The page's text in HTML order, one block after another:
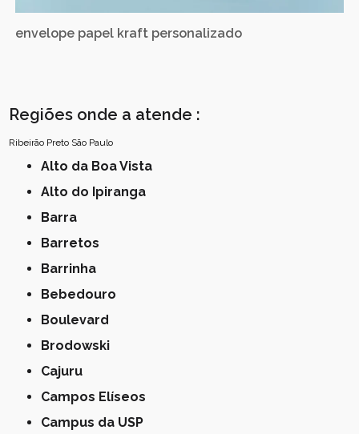
envelope papel kraft personalizado
Regiões onde a atende :
Ribeirão Preto São Paulo
Alto da Boa Vista
Alto do Ipiranga
Barra
Barretos
Barrinha
Bebedouro
Boulevard
Brodowski
Cajuru
Campos Elíseos
Campus da USP